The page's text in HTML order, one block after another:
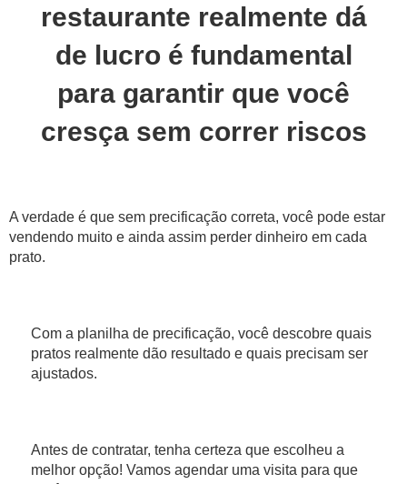
restaurante realmente dá
de lucro é fundamental
para garantir que você
cresça sem correr riscos
A verdade é que sem precificação correta, você pode estar
vendendo muito e ainda assim perder dinheiro em cada
prato.
Com a planilha de precificação, você descobre quais
pratos realmente dão resultado e quais precisam ser
ajustados.
Antes de contratar, tenha certeza que escolheu a
melhor opção! Vamos agendar uma visita para que